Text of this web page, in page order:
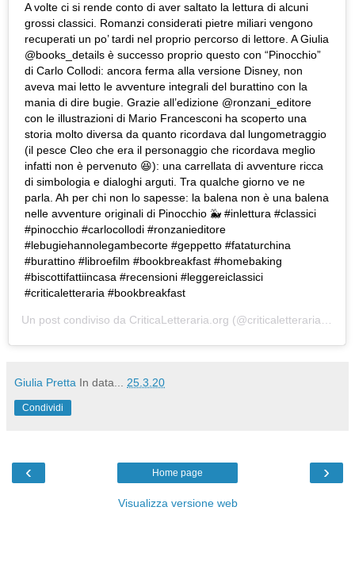
A volte ci si rende conto di aver saltato la lettura di alcuni
grossi classici. Romanzi considerati pietre miliari vengono
recuperati un po’ tardi nel proprio percorso di lettore. A Giulia
@books_details è successo proprio questo con “Pinocchio”
di Carlo Collodi: ancora ferma alla versione Disney, non
aveva mai letto le avventure integrali del burattino con la
mania di dire bugie. Grazie all’edizione @ronzani_editore
con le illustrazioni di Mario Francesconi ha scoperto una
storia molto diversa da quanto ricordava dal lungometraggio
(il pesce Cleo che era il personaggio che ricordava meglio
infatti non è pervenuto 😆): una carrellata di avventure ricca
di simbologia e dialoghi arguti. Tra qualche giorno ve ne
parla. Ah per chi non lo sapesse: la balena non è una balena
nelle avventure originali di Pinocchio 🐳 #inlettura #classici
#pinocchio #carlocollodi #ronzanieditore
#lebugiehannolegambecorte #geppetto #fataturchina
#burattino #libroefilm #bookbreakfast #homebaking
#biscottifattiincasa #recensioni #leggereiclassici
#criticaletteraria #bookbreakfast
Un post condiviso da CriticaLetteraria.org (@criticaletteraria) in data:
Giulia Pretta In data... 25.3.20
Condividi
‹ ›
Home page
Visualizza versione web